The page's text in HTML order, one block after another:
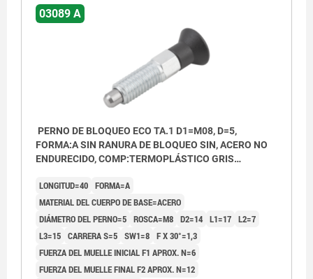
03089 A
PERNO DE BLOQUEO ECO TA.1 D1=M08, D=5,
FORMA:A SIN RANURA DE BLOQUEO SIN, ACERO NO
ENDURECIDO, COMP:TERMOPLÁSTICO GRIS
LONGITUD=40 FORMA=A
MATERIAL DEL CUERPO DE BASE=ACERO
DIÁMETRO DEL PERNO=5 ROSCA=M8 D2=14 L1=17 L2=7
L3=15 CARRERA S=5 SW1=8 F X 30°=1,3
FUERZA DEL MUELLE INICIAL F1 APROX. N=6
FUERZA DEL MUELLE FINAL F2 APROX. N=12